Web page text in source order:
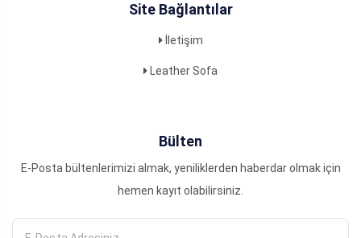
Site Bağlantılar
İletişim
Leather Sofa
Bülten
E-Posta bültenlerimizi almak, yeniliklerden haberdar olmak için
hemen kayıt olabilirsiniz.